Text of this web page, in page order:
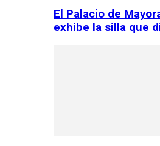
El Palacio de
exhibe la silla que